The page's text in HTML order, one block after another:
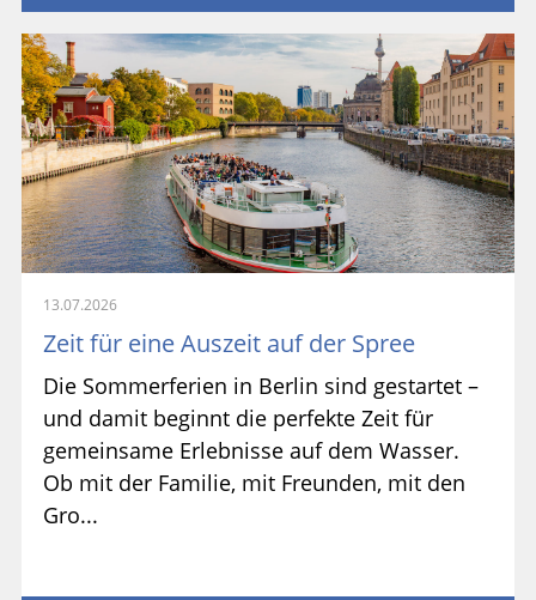
13.07.2026
Zeit für eine Auszeit auf der Spree
Die Sommerferien in Berlin sind gestartet –
und damit beginnt die perfekte Zeit für
gemeinsame Erlebnisse auf dem Wasser.
Ob mit der Familie, mit Freunden, mit den
Gro...